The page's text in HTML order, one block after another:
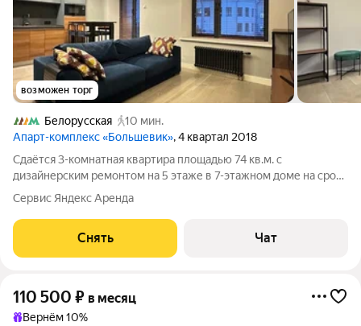
возможен торг
Белорусская
10 мин.
Апарт-комплекс «Большевик», 4 квартал 2018
Сдаётся 3-комнатная квартира площадью 74 кв.м. с
дизайнерским ремонтом на 5 этаже в 7-этажном доме на срок
от 11 месяцев. Из техники есть: Телевизор Стиральная машина
Холодильник Посудомоечная машина Кондиционер
Микроволновка Пылесос Дом -
Сервис Яндекс Аренда
Снять Чат
110 500 ₽ в месяц
Вернём 10%